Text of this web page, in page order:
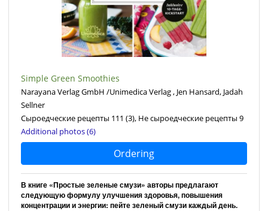
Simple Green Smoothies
Narayana Verlag GmbH /Unimedica Verlag , Jen Hansard, Jadah
Sellner
Сыроедческие рецепты 111 (3), Не сыроедческие рецепты 9
Additional photos (6)
Ordering
В книге «Простые зеленые смузи» авторы предлагают
следующую формулу улучшения здоровья, повышения
концентрации и энергии: пейте зеленый смузи каждый день.